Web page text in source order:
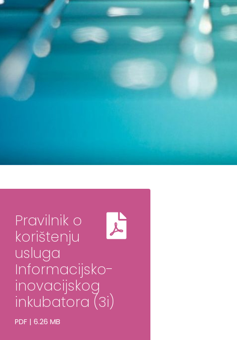
Pravilnik o
korištenju
usluga
Informacijsko-
inovacijskog
inkubatora (3i)
PDF | 6.26 MB